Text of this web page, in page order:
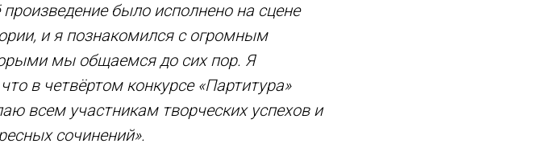
было исполнено на сцене
и я познакомился с огромным
мы общаемся до сих пор. Я
в четвёртом конкурсе «Партитура»
всем участникам творческих успехов и
сочинений».